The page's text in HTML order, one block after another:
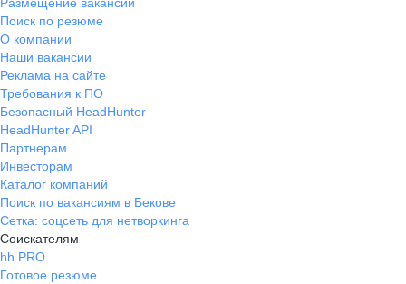
Поиск по резюме
О компании
Наши вакансии
Реклама на сайте
Требования к ПО
Безопасный HeadHunter
HeadHunter API
Партнерам
Инвесторам
Каталог компаний
Поиск по вакансиям в Бекове
Сетка: соцсеть для нетворкинга
Соискателям
hh PRO
Готовое резюме